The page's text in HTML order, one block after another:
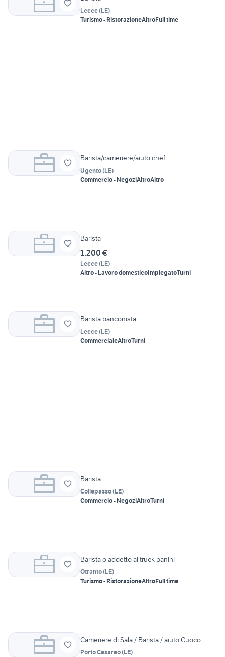
Lecce(LE)
Turismo - RistorazioneAltroFull time
Barista/cameriere/aiuto chef
Ugento(LE)
Commercio - NegoziAltroAltro
Barista
1.200 €
Lecce(LE)
Altro - Lavoro domesticoImpiegatoTurni
Barista banconista
Lecce(LE)
CommercialeAltroTurni
Barista
Collepasso(LE)
Commercio - NegoziAltroTurni
Barista o addetto al truck panini
Otranto(LE)
Turismo - RistorazioneAltroFull time
Cameriere di Sala / Barista / aiuto Cuoco
Porto Cesareo(LE)